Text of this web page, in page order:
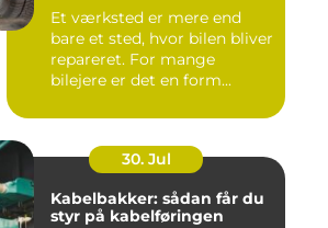
Et værksted er mere end
bare et sted, hvor bilen bliver
repareret. For mange
bilejere er det en form...
30. Jul
Kabelbakker: sådan får du
styr på kabelføringen